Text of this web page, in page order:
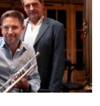
Verőcén –